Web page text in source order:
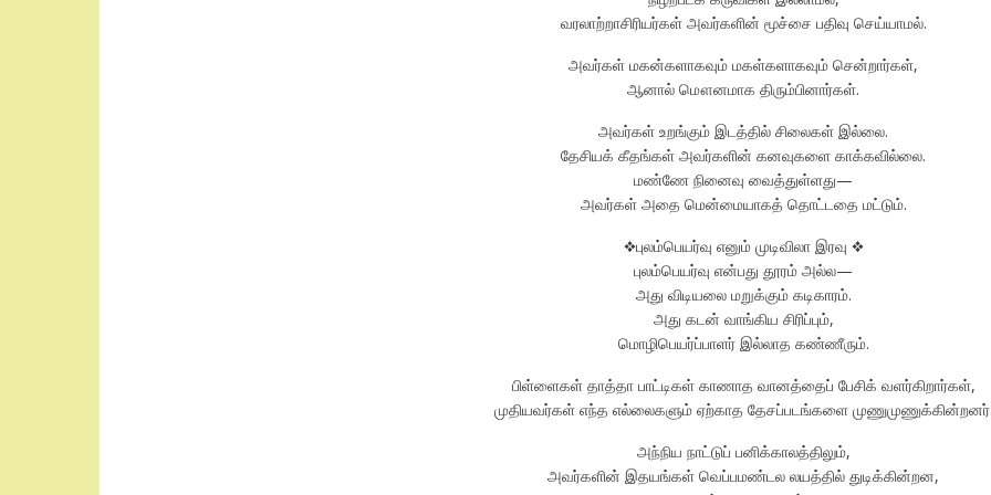
வரலாற்றாசிரியர்கள் அவர்களின் மூச்சை பதிவு செய்யாமல்.
அவர்கள் மகன்களாகவும் மகள்களாகவும் சென்றார்கள்,
ஆனால் மௌனமாக திரும்பினார்கள்.
அவர்கள் உறங்கும் இடத்தில் சிலைகள் இல்லை.
தேசியக் கீதங்கள் அவர்களின் கனவுகளை காக்கவில்லை.
மண்ணே நினைவு வைத்துள்ளது—
அவர்கள் அதை மென்மையாகத் தொட்டதை மட்டும்.
❖புலம்பெயர்வு எனும் முடிவிலா இரவு ❖
புலம்பெயர்வு என்பது தூரம் அல்ல—
அது விடியலை மறுக்கும் கடிகாரம்.
அது கடன் வாங்கிய சிரிப்பும்,
மொழிபெயர்ப்பாளர் இல்லாத கண்ணீரும்.
பிள்ளைகள் தாத்தா பாட்டிகள் காணாத வானத்தைப் பேசிக் வளர்கிறார்கள்,
முதியவர்கள் எந்த எல்லைகளும் ஏற்காத தேசப்படங்களை
அந்நிய நாட்டுப் பனிக்காலத்திலும்,
அவர்களின் இதயங்கள் வெப்பமண்டல லயத்தில் துடிக்கின்றன,